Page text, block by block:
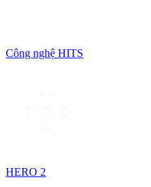
Công nghệ HITS
HERO 2